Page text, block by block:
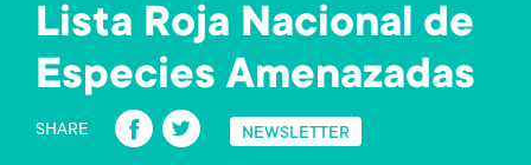
Lista Roja Nacional de
Especies Amenazadas
SHARE
Fa
NEWSLETTER